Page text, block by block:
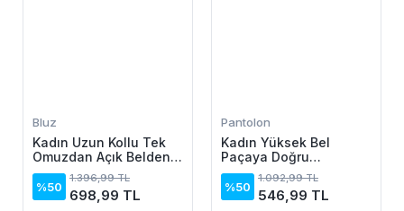
Bluz
Kadın Uzun Kollu Tek
Omuzdan Açık Belden
Dantel Detaylı Janjan
Krep Bluz
%50
1.396,99 TL
698,99 TL
Pantolon
Kadın Yüksek Bel
Paçaya Doğru
Genisleyen Dalgıç Tayt
%50
1.092,99 TL
546,99 TL